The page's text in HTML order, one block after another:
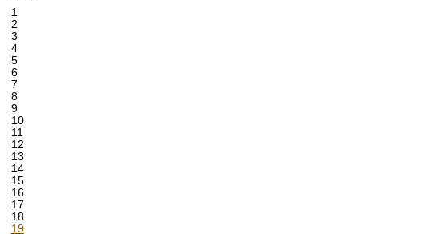
1
2
3
4
5
6
7
8
9
10
11
12
13
14
15
16
17
18
19